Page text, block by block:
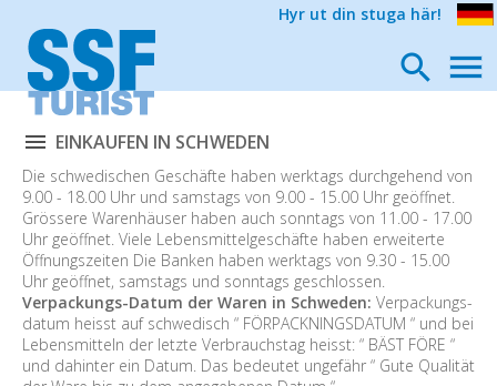
Hyr ut din stuga här!
EINKAUFEN IN SCHWEDEN
Die schwedischen Geschäfte haben werktags durchgehend von
9.00 - 18.00 Uhr und samstags von 9.00 - 15.00 Uhr geöffnet.
Grössere Warenhäuser haben auch sonntags von 11.00 - 17.00
Uhr geöffnet. Viele Lebensmittelgeschäfte haben erweiterte
Öffnungszeiten Die Banken haben werktags von 9.30 - 15.00
Uhr geöffnet, samstags und sonntags geschlossen.
Verpackungs-Datum der Waren in Schweden: Verpackungs-
datum heisst auf schwedisch “ FÖRPACKNINGSDATUM “ und bei
Lebensmitteln der letzte Verbrauchstag heisst: “ BÄST FÖRE “
und dahinter ein Datum. Das bedeutet ungefähr “ Gute Qualität